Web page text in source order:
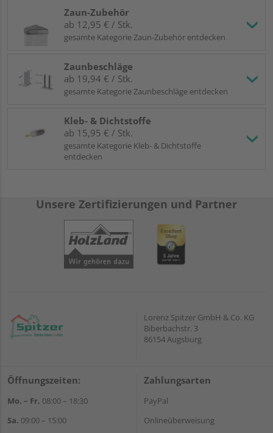
Zaun-Zubehör
ab 12,95 € / Stk.
gesamte Kategorie Zaun-Zubehör entdecken
Zaunbeschläge
ab 19,94 € / Stk.
gesamte Kategorie Zaunbeschläge entdecken
Kleb- & Dichtstoffe
ab 15,95 € / Stk.
gesamte Kategorie Kleb- & Dichtstoffe
entdecken
Unsere Zertifizierungen und Partner
Lorenz Spitzer GmbH & Co. KG
Biberbachstr. 3
86154 Augsburg
Öffnungszeiten:
Mo. – Fr. 08:00 – 18:30
Sa. 09:00 – 15:00
Zahlungsarten
PayPal
Onlineüberweisung